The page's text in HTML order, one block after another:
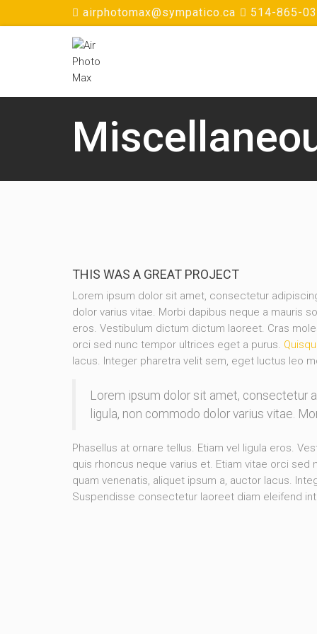
airphotomax@sympatico.ca 514-865-
THIS WAS A GREAT PROJECT
Lorem ipsum dolor sit amet, consectetur
dolor varius vitae. Morbi dapibus neque a mauris
eros. Vestibulum dictum dictum laoreet. Cras
orci sed nunc tempor ultrices eget a purus.
lacus. Integer pharetra velit sem, eget luctus leo
Lorem ipsum dolor sit amet, consectetur
ligula, non commodo dolor varius vitae.
Phasellus at ornare tellus. Etiam vel ligula eros.
quis rhoncus neque varius et. Etiam vitae orci
quam venenatis, aliquet ipsum a, auctor lacus.
Suspendisse consectetur laoreet diam eleifend